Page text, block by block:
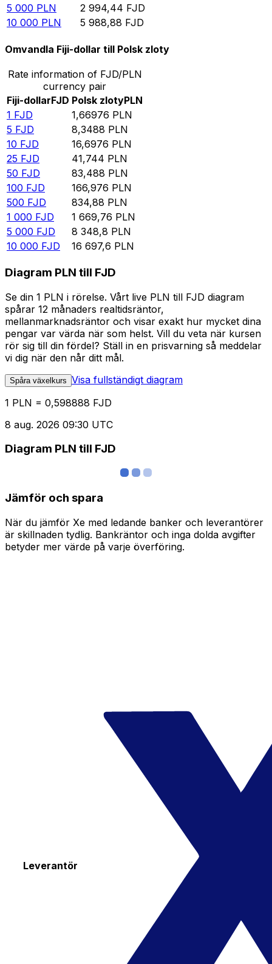
5 000 PLN 2 994,44 FJD
10 000 PLN 5 988,88 FJD
Omvandla Fiji-dollar till Polsk zloty
Rate information of FJD/PLN
currency pair
Fiji-dollarFJD Polsk zlotyPLN
1 FJD 1,66976 PLN
5 FJD 8,3488 PLN
10 FJD 16,6976 PLN
25 FJD 41,744 PLN
50 FJD 83,488 PLN
100 FJD 166,976 PLN
500 FJD 834,88 PLN
1 000 FJD 1 669,76 PLN
5 000 FJD 8 348,8 PLN
10 000 FJD 16 697,6 PLN
Diagram PLN till FJD
Se din 1 PLN i rörelse. Vårt live PLN till FJD diagram
spårar 12 månaders realtidsräntor,
mellanmarknadsräntor och visar exakt hur mycket dina
pengar var värda när som helst. Vill du veta när kursen
rör sig till din fördel? Ställ in en prisvarning så meddelar
vi dig när den når ditt mål.
Spåra växelkurs Visa fullständigt diagram
1 PLN = 0,598888 FJD
8 aug. 2026 09:30 UTC
Diagram PLN till FJD
Jämför och spara
När du jämför Xe med ledande banker och leverantörer
är skillnaden tydlig. Bankräntor och inga dolda avgifter
betyder mer värde på varje överföring.
Leverantör